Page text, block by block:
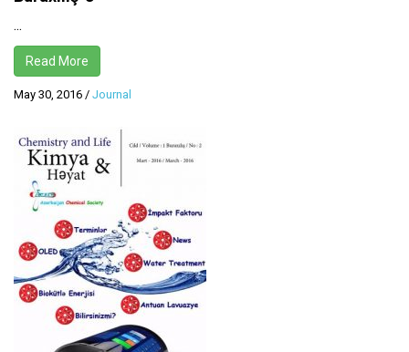
...
Read More
May 30, 2016 / Journal